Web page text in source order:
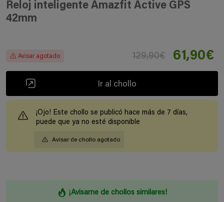
Reloj inteligente Amazfit Active GPS
42mm
Avisar agotado 129,90€ 61,90€
Ir al chollo
¡Ojo! Este chollo se publicó hace más de 7 días,
puede que ya no esté disponible
Avisar de chollo agotado
¡Avisame de chollos similares!